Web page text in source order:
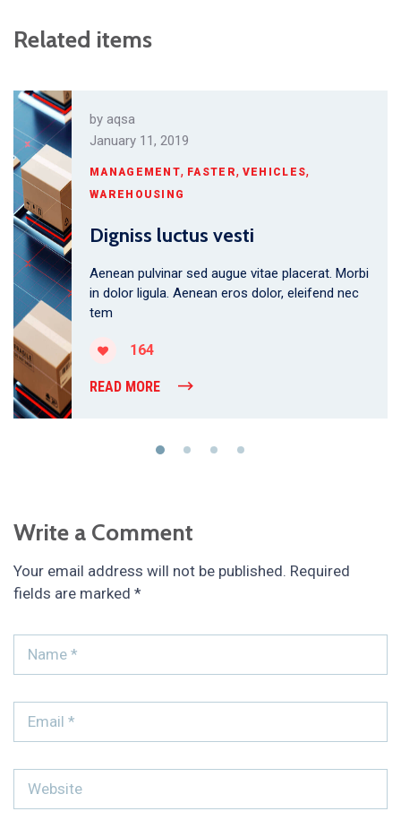
Related items
by aqsa
January 11, 2019
MANAGEMENT, FASTER, VEHICLES,
WAREHOUSING
Digniss luctus vesti
Aenean pulvinar sed augue vitae placerat. Morbi
in dolor ligula. Aenean eros dolor, eleifend nec
tem
164
READ MORE
Write a Comment
Your email address will not be published. Required
fields are marked *